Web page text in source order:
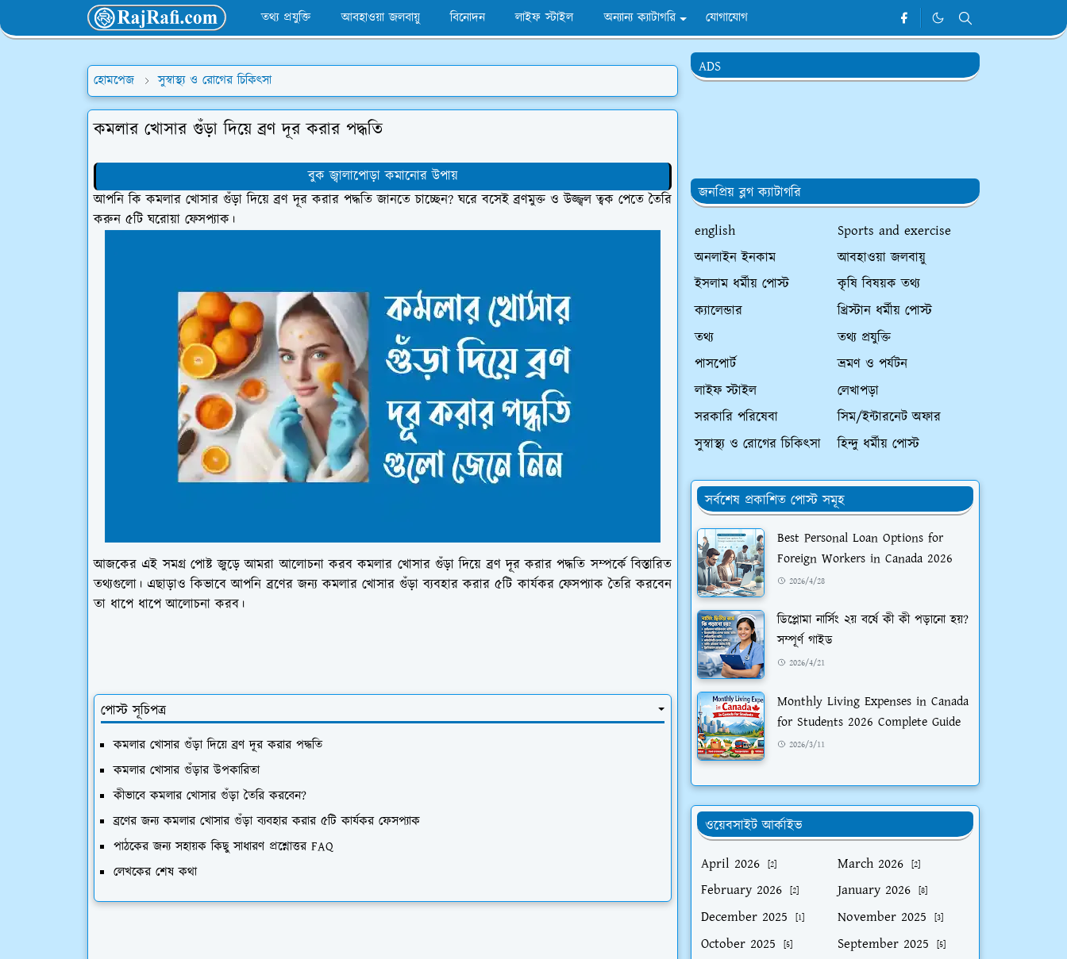
তথ্য প্রযুক্তি আবহাওয়া জলবায়ু বিনোদন লাইফ স্টাইল অন্যান্য ক্যাটাগরি যোগাযোগ
হোমপেজ সুস্বাস্থ্য ও রোগের চিকিৎসা
কমলার খোসার গুঁড়া দিয়ে ব্রণ দূর করার পদ্ধতি
বুক জ্বালাপোড়া কমানোর উপায়
আপনি কি কমলার খোসার গুঁড়া দিয়ে ব্রণ দূর করার পদ্ধতি জানতে চাচ্ছেন? ঘরে বসেই ব্রণমুক্ত ও উজ্জ্বল ত্বক পেতে তৈরি
করুন ৫টি ঘরোয়া ফেসপ্যাক।
আজকের এই সমগ্র পোষ্ট জুড়ে আমরা আলোচনা করব কমলার খোসার গুঁড়া দিয়ে ব্রণ দূর করার পদ্ধতি সম্পর্কে বিস্তারিত
তথ্যগুলো। এছাড়াও কিভাবে আপনি ব্রণের জন্য কমলার খোসার গুঁড়া ব্যবহার করার ৫টি কার্যকর ফেসপ্যাক তৈরি করবেন
তা ধাপে ধাপে আলোচনা করব।
পোস্ট সূচিপত্র
কমলার খোসার গুঁড়া দিয়ে ব্রণ দূর করার পদ্ধতি
কমলার খোসার গুঁড়ার উপকারিতা
কীভাবে কমলার খোসার গুঁড়া তৈরি করবেন?
ব্রণের জন্য কমলার খোসার গুঁড়া ব্যবহার করার ৫টি কার্যকর ফেসপ্যাক
পাঠকের জন্য সহায়ক কিছু সাধারণ প্রশ্নোত্তর FAQ
লেখকের শেষ কথা
ADS
জনপ্রিয় ব্লগ ক্যাটাগরি
english
Sports and exercise
অনলাইন ইনকাম
আবহাওয়া জলবায়ু
ইসলাম ধর্মীয় পোস্ট
কৃষি বিষয়ক তথ্য
ক্যালেন্ডার
খ্রিস্টান ধর্মীয় পোস্ট
তথ্য
তথ্য প্রযুক্তি
পাসপোর্ট
ভ্রমণ ও পর্যটন
লাইফ স্টাইল
লেখাপড়া
সরকারি পরিষেবা
সিম/ইন্টারনেট অফার
সুস্বাস্থ্য ও রোগের চিকিৎসা
হিন্দু ধর্মীয় পোস্ট
সর্বশেষ প্রকাশিত পোস্ট সমূহ
Best Personal Loan Options for
Foreign Workers in Canada 2026
2026/4/28
ডিপ্লোমা নার্সিং ২য় বর্ষে কী কী পড়ানো হয়?
সম্পূর্ণ গাইড
2026/4/21
Monthly Living Expenses in Canada
for Students 2026 Complete Guide
2026/3/11
ওয়েবসাইট আর্কাইভ
April 2026
[2] March 2026 [2]
February 2026 [2] January 2026 [8]
December 2025 [1] November 2025 [3]
October 2025 [5] September 2025 [5]